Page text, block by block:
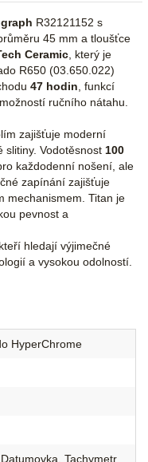
R32121152 s
45 mm a tloušťce
Ceramic , který je
R650 (03.650.022)
47 hodin , funkcí
ručního nátahu.
zajišťuje moderní
Vodotěsnost 100
každodenní nošení, ale
zapínání zajišťuje
mechanismem. Titan je
pevnost a
hledají výjimečné
a vysokou odolností.
HyperChrome
Datumovka Tachymetr